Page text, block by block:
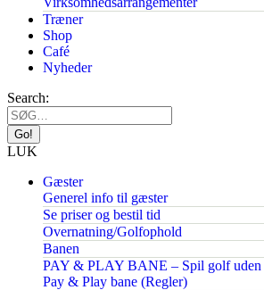
Træner
Shop
Café
Nyheder
Search:
LUK
Gæster
Generel info til gæster
Se priser og bestil tid
Overnatning/Golfophold
Banen
PAY & PLAY BANE – Spil golf uden
Pay & Play bane (Regler)